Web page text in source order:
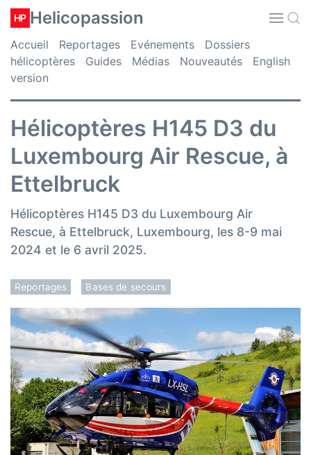
HP Helicopassion
Accueil Reportages Evénements
Dossiers
hélicoptères
Guides Médias Nouveautés
English
version
Hélicoptères H145 D3 du
Luxembourg Air Rescue, à
Ettelbruck
Hélicoptères H145 D3 du Luxembourg Air
Rescue, à Ettelbruck, Luxembourg, les 8-9 mai
2024 et le 6 avril 2025.
Reportages Bases de secours